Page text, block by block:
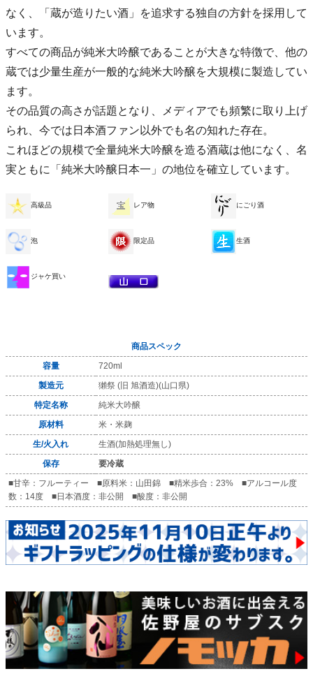
なく、「蔵が造りたい酒」を追求する独自の方針を採用して
います。
すべての商品が純米大吟醸であることが大きな特徴で、他の
蔵では少量生産が一般的な純米大吟醸を大規模に製造してい
ます。
その品質の高さが話題となり、メディアでも頻繁に取り上げ
られ、今では日本酒ファン以外でも名の知れた存在。
これほどの規模で全量純米大吟醸を造る酒蔵は他になく、名
実ともに「純米大吟醸日本一」の地位を確立しています。
高級品 レア物 にごり酒
泡 限定品 生酒
ジャケ買い
商品スペック
容量
720ml
製造元
獺祭 (旧 旭酒造)(山口県)
特定名称
純米大吟醸
原材料
米・米麹
生/火入れ
生酒(加熱処理無し)
保存
要冷蔵
■甘辛：フルーティー ■原料米：山田錦 ■精米歩合：23% ■アルコール度
数：14度 ■日本酒度：非公開 ■酸度：非公開